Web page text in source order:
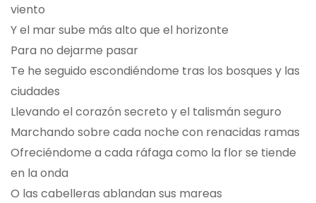
viento
Y el mar sube más alto que el horizonte
Para no dejarme pasar
Te he seguido escondiéndome tras los bosques y las
ciudades
Llevando el corazón secreto y el talismán seguro
Marchando sobre cada noche con renacidas ramas
Ofreciéndome a cada ráfaga como la flor se tiende
en la onda
O las cabelleras ablandan sus mareas